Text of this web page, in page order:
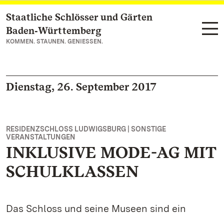
Zum Hauptinhalt springen
Staatliche Schlösser und Gärten
Baden‑Württemberg
KOMMEN. STAUNEN. GENIESSEN.
Dienstag, 26. September 2017
RESIDENZSCHLOSS LUDWIGSBURG | SONSTIGE
VERANSTALTUNGEN
INKLUSIVE MODE-AG MIT
SCHULKLASSEN
Das Schloss und seine Museen sind ein